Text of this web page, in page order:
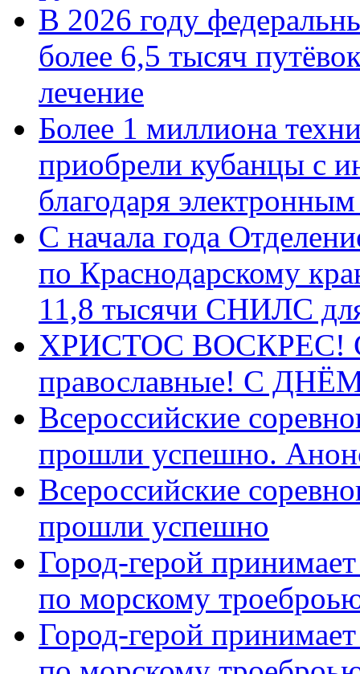
В 2026 году
более 6,5 тысяч
лечение
Более 1 миллиона
приобрели кубанцы с
благодаря
С начала года
по Краснодарскому
11,8 тысячи СНИЛС
ХРИСТОС ВОСКРЕС! С
православные! C
Всероссийские
прошли успешно.
Всероссийские
прошли успешно
Город-герой
по морскому
Город-герой